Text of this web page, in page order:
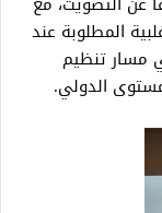
الأغلبية المطلوبة عند
مسار تنظيم
الدولي.